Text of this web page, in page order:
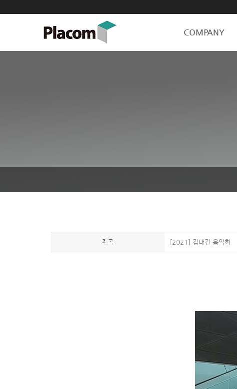
COMPANY
제목 [2021] 김대건 음악회